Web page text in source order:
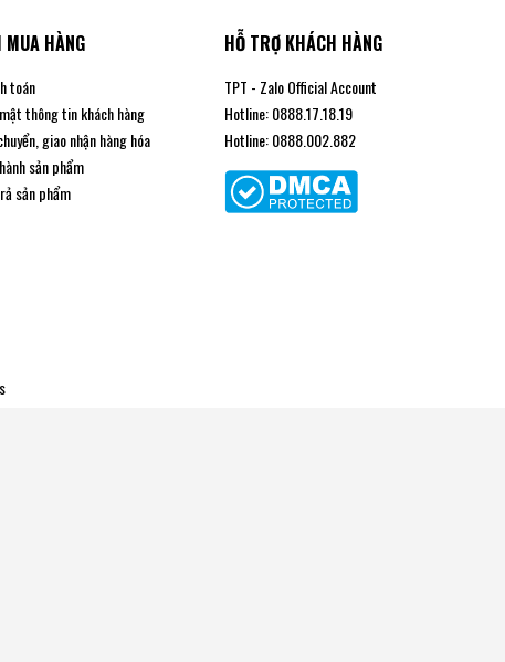
HÀNG
toán
thông tin khách hàng
giao nhận hàng hóa
sản phẩm
sản phẩm
HỖ TRỢ KHÁCH HÀNG
TPT - Zalo Official Account
Hotline: 0888.17.18.19
Hotline: 0888.002.882